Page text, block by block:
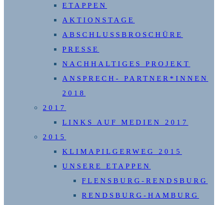
ETAPPEN
AKTIONSTAGE
ABSCHLUSSBROSCHÜRE
PRESSE
NACHHALTIGES PROJEKT
ANSPRECH- PARTNER*INNEN
2018
2017
LINKS AUF MEDIEN 2017
2015
KLIMAPILGERWEG 2015
UNSERE ETAPPEN
FLENSBURG-RENDSBURG
RENDSBURG-HAMBURG